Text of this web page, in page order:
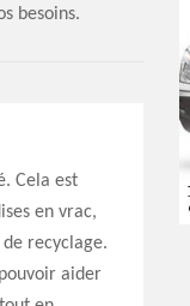
besoins.
Cela est
en vrac,
recyclage.
aider